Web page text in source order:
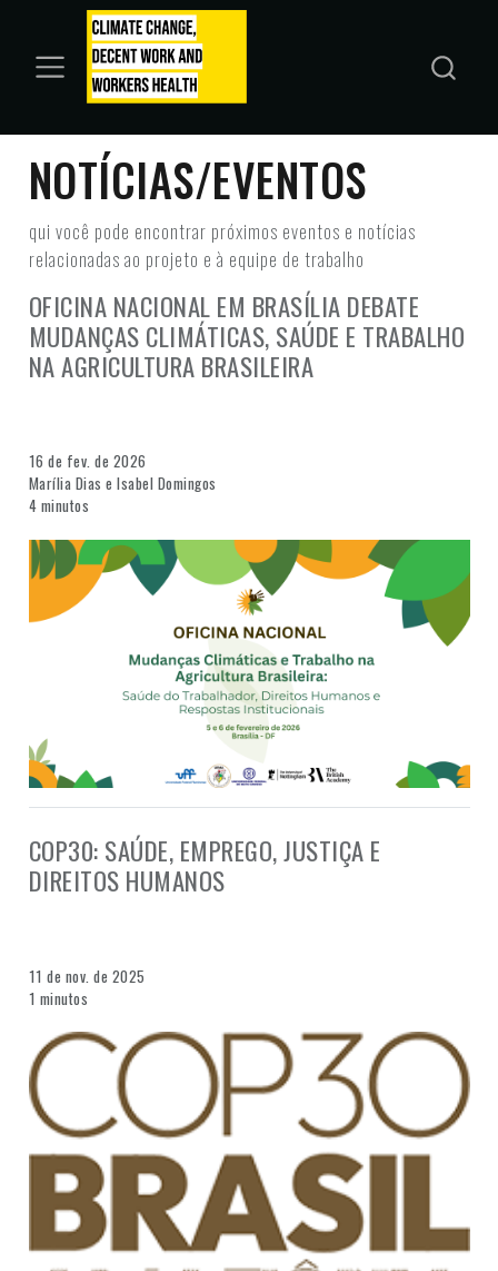
NOTÍCIAS/EVENTOS
qui você pode encontrar próximos eventos e notícias
relacionadas ao projeto e à equipe de trabalho
OFICINA NACIONAL EM BRASÍLIA DEBATE
MUDANÇAS CLIMÁTICAS, SAÚDE E TRABALHO
NA AGRICULTURA BRASILEIRA
16 de fev. de 2026
Marília Dias e Isabel Domingos
4 minutos
COP30: SAÚDE, EMPREGO, JUSTIÇA E
DIREITOS HUMANOS
11 de nov. de 2025
1 minutos